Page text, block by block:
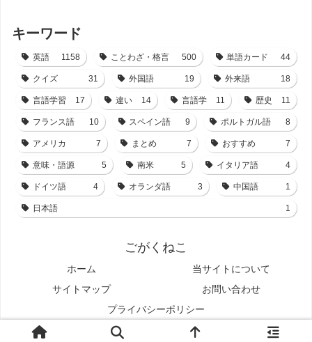
キーワード
英語 1158 ことわざ・格言 500 単語カード 44
クイズ 31 外国語 19 外来語 18
言語学習 17 違い 14 言語学 11 歴史 11
フランス語 10 スペイン語 9 ポルトガル語 8
アメリカ 7 まとめ 7 おすすめ 7
意味・語源 5 南米 5 イタリア語 4
ドイツ語 4 オランダ語 3 中国語 1
日本語 1
ごがくねこ
ホーム
当サイトについて
サイトマップ
お問い合わせ
プライバシーポリシー
© 2021-2026 ごがくねこ.